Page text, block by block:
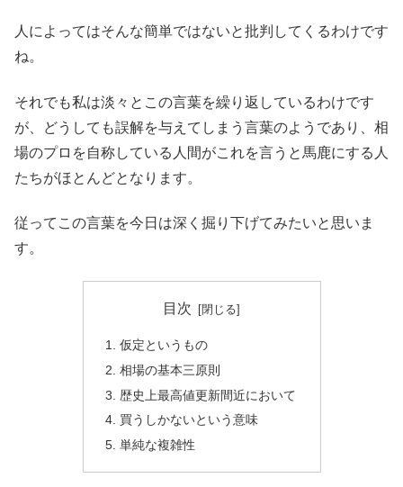
人によってはそんな簡単ではないと批判してくるわけです
ね。
それでも私は淡々とこの言葉を繰り返しているわけです
が、どうしても誤解を与えてしまう言葉のようであり、相
場のプロを自称している人間がこれを言うと馬鹿にする人
たちがほとんどとなります。
従ってこの言葉を今日は深く掘り下げてみたいと思いま
す。
目次
仮定というもの
相場の基本三原則
歴史上最高値更新間近において
買うしかないという意味
単純な複雑性